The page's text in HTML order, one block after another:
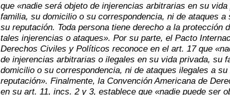
que «nadie será objeto de injerencias arbitrarias en su
familia, su domicilio o su correspondencia, ni de ataques a
su reputación. Toda persona tiene derecho a la protección
tales injerencias o ataques». Por su parte, el Pacto
Derechos Civiles y Políticos reconoce en el art. 17 que
de injerencias arbitrarias o ilegales en su vida privada, su
domicilio o su correspondencia, ni de ataques ilegales a su
reputación». Finalmente, la Convención Americana de
en su art. 11, incs. 2 y 3, establece que «nadie puede ser